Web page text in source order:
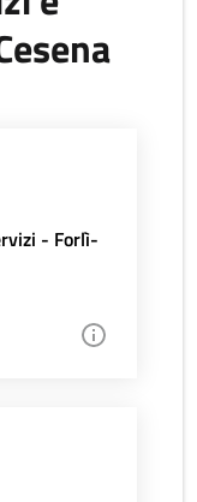
- Forlì-